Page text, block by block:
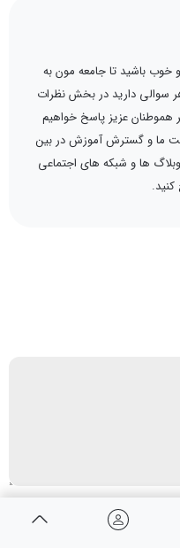
خوب باشید تا جامعه مون به
سوالی دارید در بخش نظرات
هموطنان عزیز پاسخ خواهیم
ما و گسترش آموزش در بین
وبلاگ ها و شبکه های اجتماعی